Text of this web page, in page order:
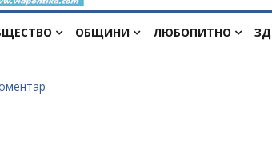
ОБЩИНИ ЛЮБОПИТНО